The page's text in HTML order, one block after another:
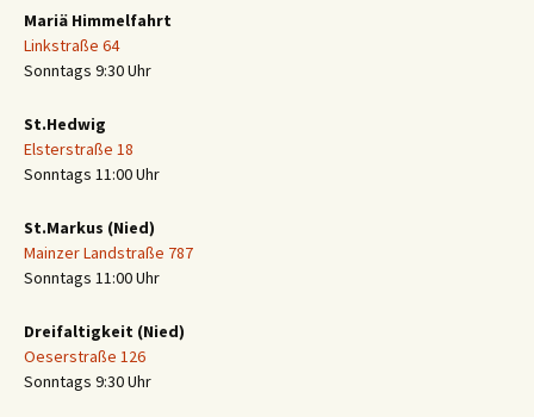
Mariä Himmelfahrt
Linkstraße 64
Sonntags 9:30 Uhr
St.Hedwig
Elsterstraße 18
Sonntags 11:00 Uhr
St.Markus (Nied)
Mainzer Landstraße 787
Sonntags 11:00 Uhr
Dreifaltigkeit (Nied)
Oeserstraße 126
Sonntags 9:30 Uhr